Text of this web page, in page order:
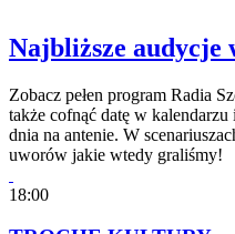
Najbliższe audycje
Zobacz pełen program Radia
także cofnąć datę w
dnia na antenie. W
uworów jakie wtedy graliśmy!
18:00